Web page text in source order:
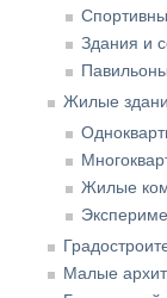
Здания и
Жилые
Жилые
Малые